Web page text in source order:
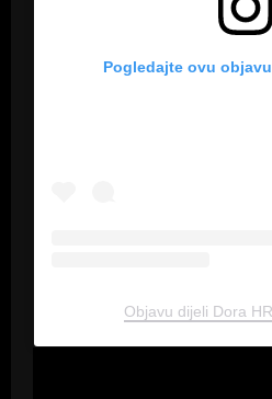
Pogledajte ovu
Objavu dijeli Dora